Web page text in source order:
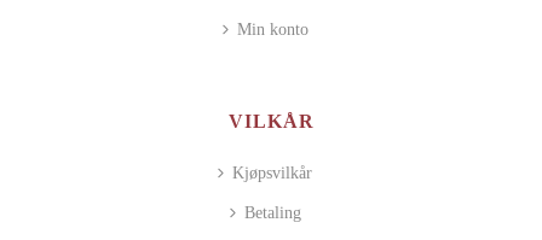
Min konto
VILKÅR
Kjøpsvilkår
Betaling